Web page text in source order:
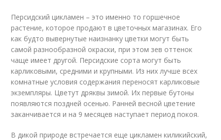
Персидский цикламен – это именно то горшечное
растение, которое продают в цветочных магазинах. Его
как будто вывернутые наизнанку цветки могут быть
самой разнообразной окраски, при этом зев оттенок
чаще имеет другой. Персидские сорта могут быть
карликовыми, средними и крупными. Из них лучше всех
комнатные условия содержания переносят карликовые
экземпляры. Цветут дряквы зимой. Их первые бутоны
появляются поздней осенью. Ранней весной цветение
заканчивается и на 9 месяцев наступает период покоя.
В дикой природе встречается еще цикламен киликийский,